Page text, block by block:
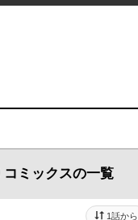
コミックスの一覧
1話から